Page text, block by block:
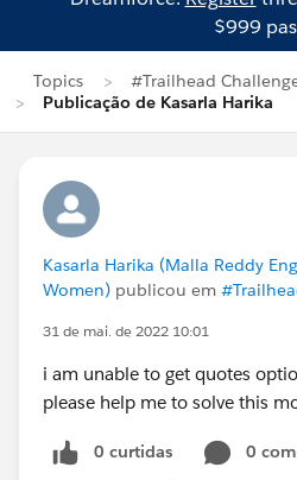
$999
Topics
#Trailhead
Publicação de Kasarla Harika
Kasarla Harika (Malla Reddy
Women) publicou em
31 de mai. de 2022 10:01
i am unable to get quotes
please help me to solve this
0 curtidas
0